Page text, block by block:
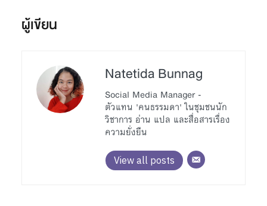
ผู้เขียน
Natetida Bunnag
Social Media Manager -
ตัวแทน 'คนธรรมดา' ในชุมชนนัก
วิชาการ อ่าน แปล และสื่อสารเรื่อง
ความยั่งยืน
View all posts